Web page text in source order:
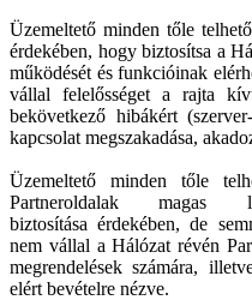
Üzemeltető minden tőle
érdekében, hogy biztosítsa a
működését és funkcióinak
vállal felelősséget a rajta
bekövetkező hibákért
kapcsolat megszakadása,
Üzemeltető minden tőle
Partneroldalak magas
biztosítása érdekében, de
nem vállal a Hálózat révén
megrendelések számára,
elért bevételre nézve.